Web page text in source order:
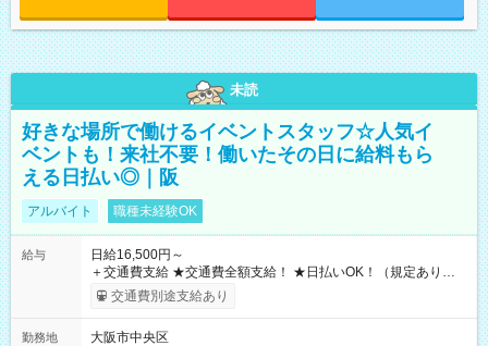
未読
好きな場所で働けるイベントスタッフ☆人気イ
ベントも！来社不要！働いたその日に給料もら
える日払い◎｜阪
アルバイト 職種未経験OK
給与
日給16,500円～
＋交通費支給 ★交通費全額支給！ ★日払いOK！（規定あり） ┗
働いたその日に現金GET♪ お仕事後はコンビニATMから 日払
交通費別途支給あり
勤務地
大阪市中央区